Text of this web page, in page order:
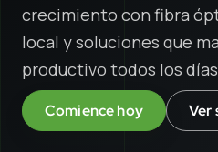
crecimiento con fibra
local y soluciones que
productivo todos los
Comience hoy Ver